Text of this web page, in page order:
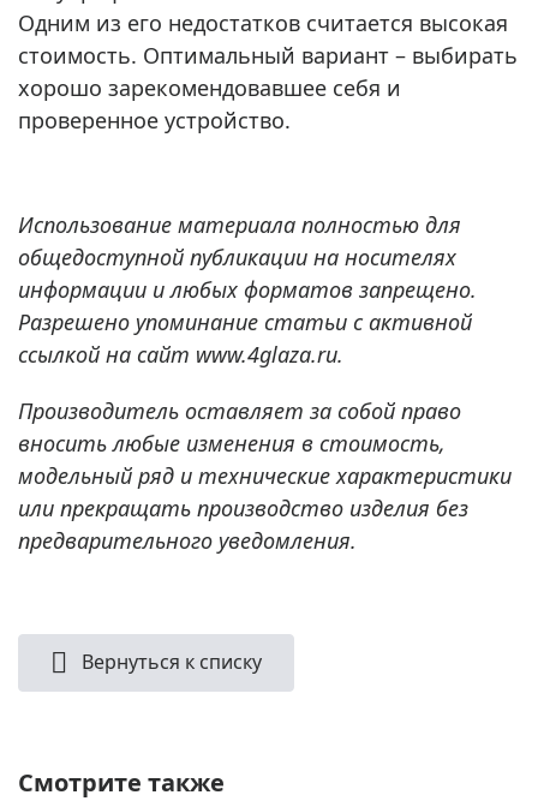
Одним из его недостатков считается высокая
стоимость. Оптимальный вариант – выбирать
хорошо зарекомендовавшее себя и
проверенное устройство.
Использование материала полностью для
общедоступной публикации на носителях
информации и любых форматов запрещено.
Разрешено упоминание статьи с активной
ссылкой на сайт www.4glaza.ru.
Производитель оставляет за собой право
вносить любые изменения в стоимость,
модельный ряд и технические характеристики
или прекращать производство изделия без
предварительного уведомления.
Вернуться к списку
Смотрите также